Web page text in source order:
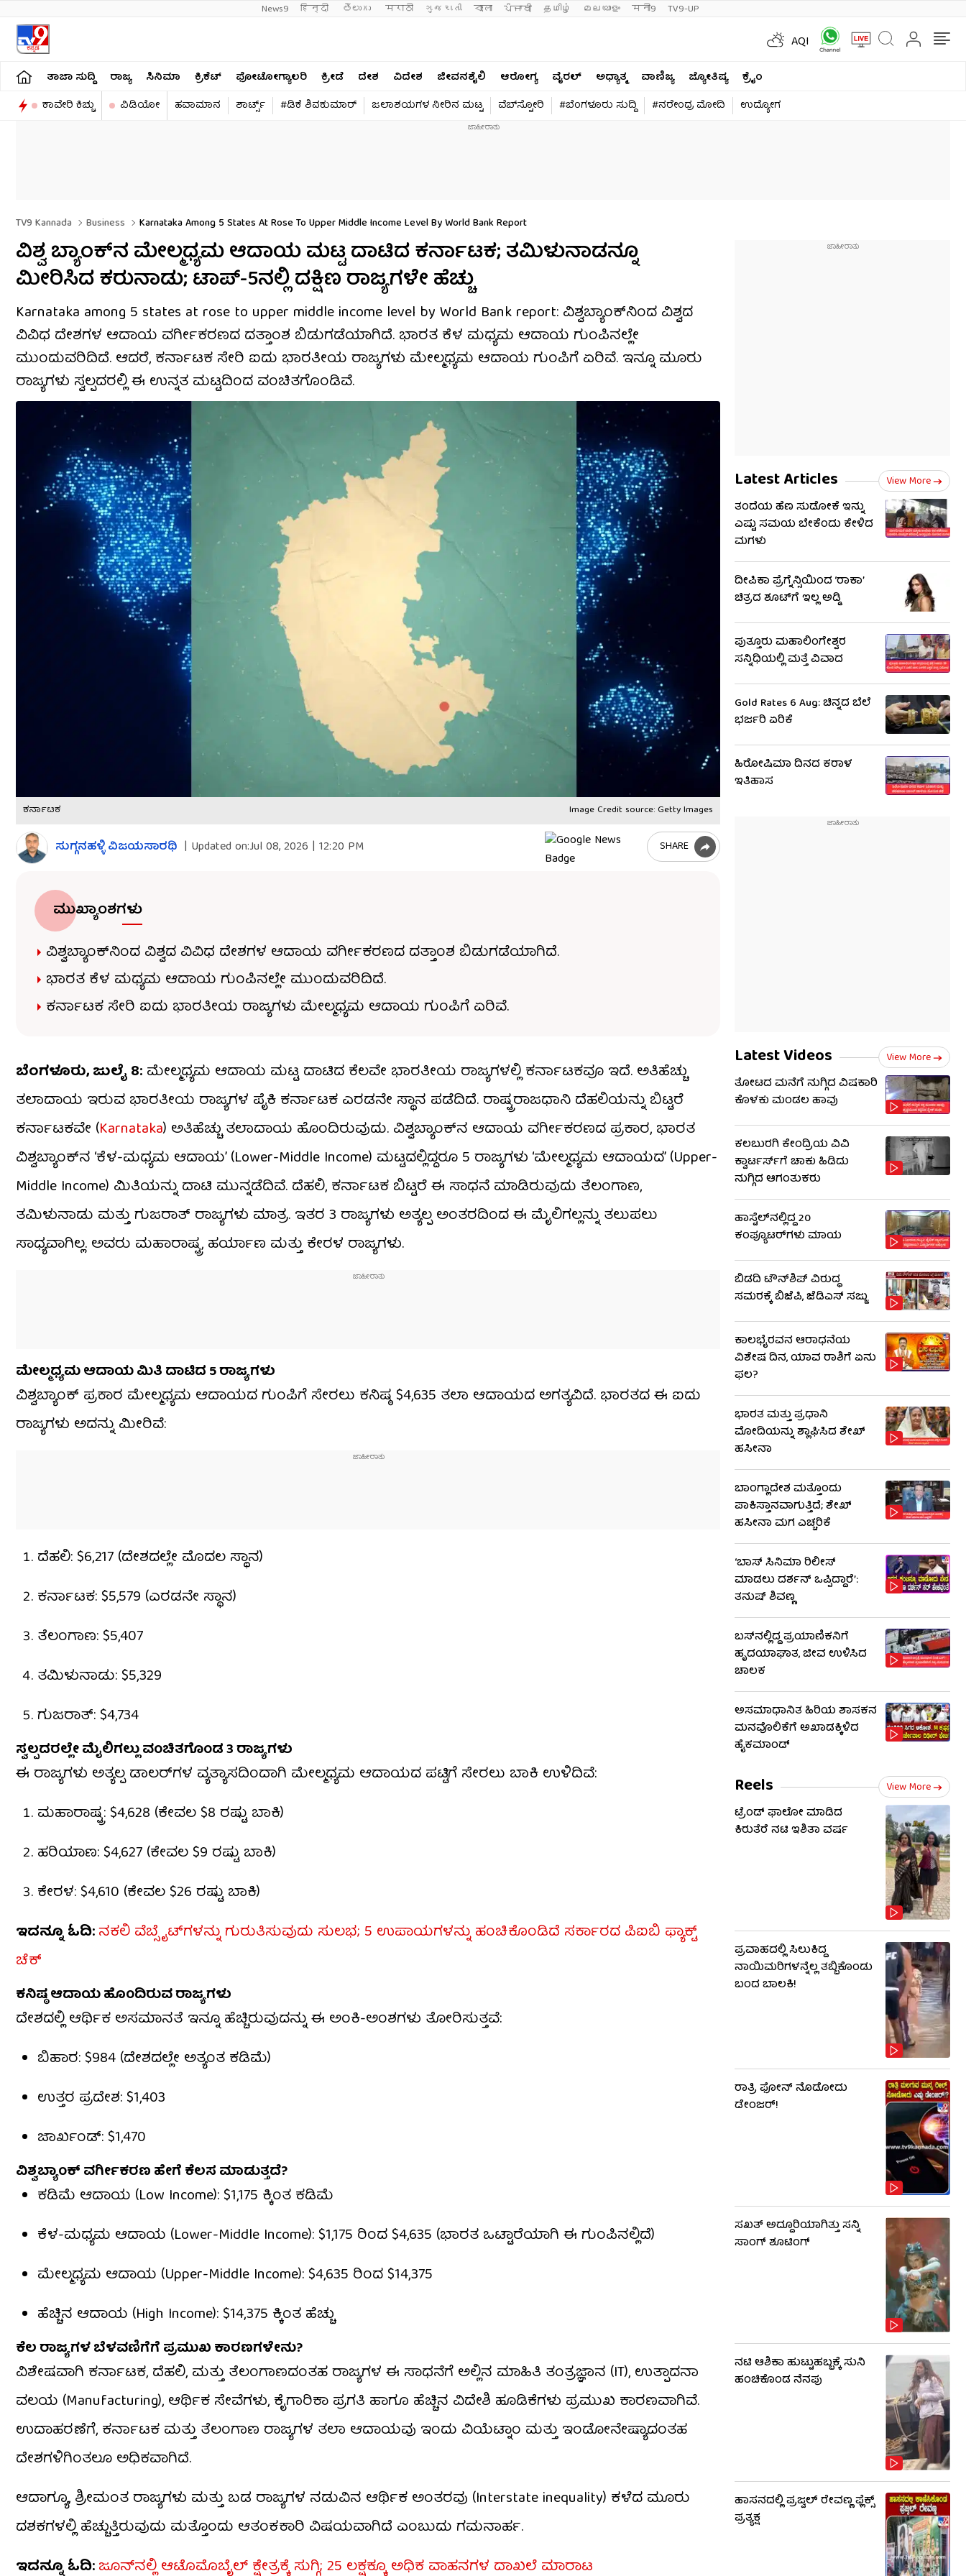
News9 हिन्दी తెలుగు मराठी ગુજરાતી বাংলা ਪੰਜਾਬੀ தமிழ் മലയാളം मनी9 TV9-UP
AQI
ತಾಜಾ ಸುದ್ದಿ ರಾಜ್ಯ ಸಿನಿಮಾ ಕ್ರಿಕೆಟ್​ ಫೋಟೋಗ್ಯಾಲರಿ ಕ್ರೀಡೆ ದೇಶ ವಿದೇಶ ಜೀವನಶೈಲಿ ಆರೋಗ್ಯ ವೈರಲ್​ ಅಧ್ಯಾತ್ಮ ವಾಣಿಜ್ಯ ಜ್ಯೋತಿಷ್ಯ
ಕ್ರೈಂ
ಕಾವೇರಿ ಕಿಚ್ಚು
ವಿಡಿಯೋ ಹವಾಮಾನ ಶಾರ್ಟ್ಸ್​ #ಡಿಕೆ ಶಿವಕುಮಾರ್​ ಜಲಾಶಯಗಳ ನೀರಿನ ಮಟ್ಟ ವೆಬ್​ಸ್ಟೋರಿ #ಬೆಂಗಳೂರು ಸುದ್ದಿ #ನರೇಂದ್ರ ಮೋದಿ ಉದ್ಯೋಗ
TV9 Kannada Business Karnataka Among 5 States At Rose To Upper Middle Income Level By World Bank Report
ವಿಶ್ವ ಬ್ಯಾಂಕ್​ನ ಮೇಲ್ಮಧ್ಯಮ ಆದಾಯ ಮಟ್ಟ ದಾಟಿದ ಕರ್ನಾಟಕ; ತಮಿಳುನಾಡನ್ನೂ
ಮೀರಿಸಿದ ಕರುನಾಡು; ಟಾಪ್-5ನಲ್ಲಿ ದಕ್ಷಿಣ ರಾಜ್ಯಗಳೇ ಹೆಚ್ಚು
Karnataka among 5 states at rose to upper middle income level by World Bank report: ವಿಶ್ವಬ್ಯಾಂಕ್​ನಿಂದ ವಿಶ್ವದ
ವಿವಿಧ ದೇಶಗಳ ಆದಾಯ ವರ್ಗೀಕರಣದ ದತ್ತಾಂಶ ಬಿಡುಗಡೆಯಾಗಿದೆ. ಭಾರತ ಕೆಳ ಮಧ್ಯಮ ಆದಾಯ ಗುಂಪಿನಲ್ಲೇ
ಮುಂದುವರಿದಿದೆ. ಆದರೆ, ಕರ್ನಾಟಕ ಸೇರಿ ಐದು ಭಾರತೀಯ ರಾಜ್ಯಗಳು ಮೇಲ್ಮಧ್ಯಮ ಆದಾಯ ಗುಂಪಿಗೆ ಏರಿವೆ. ಇನ್ನೂ ಮೂರು
ರಾಜ್ಯಗಳು ಸ್ವಲ್ಪದರಲ್ಲಿ ಈ ಉನ್ನತ ಮಟ್ಟದಿಂದ ವಂಚಿತಗೊಂಡಿವೆ.
ಕರ್ನಾಟಕ Image Credit source: Getty Images
ಸುಗ್ಗನಹಳ್ಳಿ ವಿಜಯಸಾರಥಿ | Updated on:Jul 08, 2026 | 12:20 PM SHARE
ಮುಖ್ಯಾಂಶಗಳು
ವಿಶ್ವಬ್ಯಾಂಕ್​ನಿಂದ ವಿಶ್ವದ ವಿವಿಧ ದೇಶಗಳ ಆದಾಯ ವರ್ಗೀಕರಣದ ದತ್ತಾಂಶ ಬಿಡುಗಡೆಯಾಗಿದೆ.
ಭಾರತ ಕೆಳ ಮಧ್ಯಮ ಆದಾಯ ಗುಂಪಿನಲ್ಲೇ ಮುಂದುವರಿದಿದೆ.
ಕರ್ನಾಟಕ ಸೇರಿ ಐದು ಭಾರತೀಯ ರಾಜ್ಯಗಳು ಮೇಲ್ಮಧ್ಯಮ ಆದಾಯ ಗುಂಪಿಗೆ ಏರಿವೆ.
ಬೆಂಗಳೂರು, ಜುಲೈ 8: ಮೇಲ್ಮಧ್ಯಮ ಆದಾಯ ಮಟ್ಟ ದಾಟಿದ ಕೆಲವೇ ಭಾರತೀಯ ರಾಜ್ಯಗಳಲ್ಲಿ ಕರ್ನಾಟಕವೂ ಇದೆ. ಅತಿಹೆಚ್ಚು
ತಲಾದಾಯ ಇರುವ ಭಾರತೀಯ ರಾಜ್ಯಗಳ ಪೈಕಿ ಕರ್ನಾಟಕ ಎರಡನೇ ಸ್ಥಾನ ಪಡೆದಿದೆ. ರಾಷ್ಟ್ರರಾಜಧಾನಿ ದೆಹಲಿಯನ್ನು ಬಿಟ್ಟರೆ
ಕರ್ನಾಟಕವೇ (Karnataka) ಅತಿಹೆಚ್ಚು ತಲಾದಾಯ ಹೊಂದಿರುವುದು. ವಿಶ್ವಬ್ಯಾಂಕ್‌ನ ಆದಾಯ ವರ್ಗೀಕರಣದ ಪ್ರಕಾರ, ಭಾರತ
ವಿಶ್ವಬ್ಯಾಂಕ್‌ನ ‘ಕೆಳ-ಮಧ್ಯಮ ಆದಾಯ’ (Lower-Middle Income) ಮಟ್ಟದಲ್ಲಿದ್ದರೂ 5 ರಾಜ್ಯಗಳು ‘ಮೇಲ್ಮಧ್ಯಮ ಆದಾಯದ’ (Upper-
Middle Income) ಮಿತಿಯನ್ನು ದಾಟಿ ಮುನ್ನಡೆದಿವೆ. ದೆಹಲಿ, ಕರ್ನಾಟಕ ಬಿಟ್ಟರೆ ಈ ಸಾಧನೆ ಮಾಡಿರುವುದು ತೆಲಂಗಾಣ,
ತಮಿಳುನಾಡು ಮತ್ತು ಗುಜರಾತ್ ರಾಜ್ಯಗಳು ಮಾತ್ರ. ಇತರ 3 ರಾಜ್ಯಗಳು ಅತ್ಯಲ್ಪ ಅಂತರದಿಂದ ಈ ಮೈಲಿಗಲ್ಲನ್ನು ತಲುಪಲು
ಸಾಧ್ಯವಾಗಿಲ್ಲ. ಅವರು ಮಹಾರಾಷ್ಟ್ರ, ಹರ್ಯಾಣ ಮತ್ತು ಕೇರಳ ರಾಜ್ಯಗಳು.
ಮೇಲ್ಮಧ್ಯಮ ಆದಾಯ ಮಿತಿ ದಾಟಿದ 5 ರಾಜ್ಯಗಳು
ವಿಶ್ವಬ್ಯಾಂಕ್ ಪ್ರಕಾರ ಮೇಲ್ಮಧ್ಯಮ ಆದಾಯದ ಗುಂಪಿಗೆ ಸೇರಲು ಕನಿಷ್ಠ $4,635 ತಲಾ ಆದಾಯದ ಅಗತ್ಯವಿದೆ. ಭಾರತದ ಈ ಐದು
ರಾಜ್ಯಗಳು ಅದನ್ನು ಮೀರಿವೆ:
ದೆಹಲಿ: $6,217 (ದೇಶದಲ್ಲೇ ಮೊದಲ ಸ್ಥಾನ)
ಕರ್ನಾಟಕ: $5,579 (ಎರಡನೇ ಸ್ಥಾನ)
ತೆಲಂಗಾಣ: $5,407
ತಮಿಳುನಾಡು: $5,329
ಗುಜರಾತ್: $4,734
ಸ್ವಲ್ಪದರಲ್ಲೇ ಮೈಲಿಗಲ್ಲು ವಂಚಿತಗೊಂಡ 3 ರಾಜ್ಯಗಳು
ಈ ರಾಜ್ಯಗಳು ಅತ್ಯಲ್ಪ ಡಾಲರ್‌ಗಳ ವ್ಯತ್ಯಾಸದಿಂದಾಗಿ ಮೇಲ್ಮಧ್ಯಮ ಆದಾಯದ ಪಟ್ಟಿಗೆ ಸೇರಲು ಬಾಕಿ ಉಳಿದಿವೆ:
ಮಹಾರಾಷ್ಟ್ರ: $4,628 (ಕೇವಲ $8 ರಷ್ಟು ಬಾಕಿ)
ಹರಿಯಾಣ: $4,627 (ಕೇವಲ $9 ರಷ್ಟು ಬಾಕಿ)
ಕೇರಳ: $4,610 (ಕೇವಲ $26 ರಷ್ಟು ಬಾಕಿ)
ಇದನ್ನೂ ಓದಿ:ನಕಲಿ ವೆಬ್ಸೈಟ್​ಗಳನ್ನು ಗುರುತಿಸುವುದು ಸುಲಭ; 5 ಉಪಾಯಗಳನ್ನು ಹಂಚಿಕೊಂಡಿದೆ ಸರ್ಕಾರದ ಪಿಐಬಿ ಫ್ಯಾಕ್ಟ್​
ಚೆಕ್
ಕನಿಷ್ಠ ಆದಾಯ ಹೊಂದಿರುವ ರಾಜ್ಯಗಳು
ದೇಶದಲ್ಲಿ ಆರ್ಥಿಕ ಅಸಮಾನತೆ ಇನ್ನೂ ಹೆಚ್ಚಿರುವುದನ್ನು ಈ ಅಂಕಿ-ಅಂಶಗಳು ತೋರಿಸುತ್ತವೆ:
ಬಿಹಾರ: $984 (ದೇಶದಲ್ಲೇ ಅತ್ಯಂತ ಕಡಿಮೆ)
ಉತ್ತರ ಪ್ರದೇಶ: $1,403
ಜಾರ್ಖಂಡ್: $1,470
ವಿಶ್ವಬ್ಯಾಂಕ್ ವರ್ಗೀಕರಣ ಹೇಗೆ ಕೆಲಸ ಮಾಡುತ್ತದೆ?
ಕಡಿಮೆ ಆದಾಯ (Low Income): $1,175 ಕ್ಕಿಂತ ಕಡಿಮೆ
ಕೆಳ-ಮಧ್ಯಮ ಆದಾಯ (Lower-Middle Income): $1,175 ರಿಂದ $4,635 (ಭಾರತ ಒಟ್ಟಾರೆಯಾಗಿ ಈ ಗುಂಪಿನಲ್ಲಿದೆ)
ಮೇಲ್ಮಧ್ಯಮ ಆದಾಯ (Upper-Middle Income): $4,635 ರಿಂದ $14,375
ಹೆಚ್ಚಿನ ಆದಾಯ (High Income): $14,375 ಕ್ಕಿಂತ ಹೆಚ್ಚು
ಕೆಲ ರಾಜ್ಯಗಳ ಬೆಳವಣಿಗೆಗೆ ಪ್ರಮುಖ ಕಾರಣಗಳೇನು?
ವಿಶೇಷವಾಗಿ ಕರ್ನಾಟಕ, ದೆಹಲಿ, ಮತ್ತು ತೆಲಂಗಾಣದಂತಹ ರಾಜ್ಯಗಳ ಈ ಸಾಧನೆಗೆ ಅಲ್ಲಿನ ಮಾಹಿತಿ ತಂತ್ರಜ್ಞಾನ (IT), ಉತ್ಪಾದನಾ
ವಲಯ (Manufacturing), ಆರ್ಥಿಕ ಸೇವೆಗಳು, ಕೈಗಾರಿಕಾ ಪ್ರಗತಿ ಹಾಗೂ ಹೆಚ್ಚಿನ ವಿದೇಶಿ ಹೂಡಿಕೆಗಳು ಪ್ರಮುಖ ಕಾರಣವಾಗಿವೆ.
ಉದಾಹರಣೆಗೆ, ಕರ್ನಾಟಕ ಮತ್ತು ತೆಲಂಗಾಣ ರಾಜ್ಯಗಳ ತಲಾ ಆದಾಯವು ಇಂದು ವಿಯೆಟ್ನಾಂ ಮತ್ತು ಇಂಡೋನೇಷ್ಯಾದಂತಹ
ದೇಶಗಳಿಗಿಂತಲೂ ಅಧಿಕವಾಗಿದೆ.
ಆದಾಗ್ಯೂ, ಶ್ರೀಮಂತ ರಾಜ್ಯಗಳು ಮತ್ತು ಬಡ ರಾಜ್ಯಗಳ ನಡುವಿನ ಆರ್ಥಿಕ ಅಂತರವು (Interstate inequality) ಕಳೆದ ಮೂರು
ದಶಕಗಳಲ್ಲಿ ಹೆಚ್ಚುತ್ತಿರುವುದು ಮತ್ತೊಂದು ಆತಂಕಕಾರಿ ವಿಷಯವಾಗಿದೆ ಎಂಬುದು ಗಮನಾರ್ಹ.
ಇದನ್ನೂ ಓದಿ:ಜೂನ್​ನಲ್ಲಿ ಆಟೊಮೊಬೈಲ್ ಕ್ಷೇತ್ರಕ್ಕೆ ಸುಗ್ಗಿ; 25 ಲಕ್ಷಕ್ಕೂ ಅಧಿಕ ವಾಹನಗಳ ದಾಖಲೆ ಮಾರಾಟ
Latest Articles View More
ತಂದೆಯ ಹೆಣ ಸುಡೋಕೆ ಇನ್ನು
ಎಷ್ಟು ಸಮಯ ಬೇಕೆಂದು ಕೇಳಿದ
ಮಗಳು
ದೀಪಿಕಾ ಪ್ರೆಗ್ನೆನ್ಸಿಯಿಂದ ‘ರಾಕಾ’
ಚಿತ್ರದ ಶೂಟ್​​ಗೆ ಇಲ್ಲ ಅಡ್ಡಿ
ಪುತ್ತೂರು ಮಹಾಲಿಂಗೇಶ್ವರ
ಸನ್ನಿಧಿಯಲ್ಲಿ ಮತ್ತೆ ವಿವಾದ
Gold Rates 6 Aug: ಚಿನ್ನದ ಬೆಲೆ
ಭರ್ಜರಿ ಏರಿಕೆ
ಹಿರೋಷಿಮಾ ದಿನದ ಕರಾಳ
ಇತಿಹಾಸ
Latest Videos View More
ತೋಟದ ಮನೆಗೆ ನುಗ್ಗಿದ ವಿಷಕಾರಿ
ಕೊಳಕು ಮಂಡಲ ಹಾವು
ಕಲಬುರಗಿ ಕೇಂದ್ರಿಯ ವಿವಿ
ಕ್ವಾರ್ಟರ್ಸ್‌ಗೆ ಚಾಕು ಹಿಡಿದು
ನುಗ್ಗಿದ ಆಗಂತುಕರು
ಹಾಸ್ಟೆಲ್‌ನಲ್ಲಿದ್ದ 20
ಕಂಪ್ಯೂಟರ್‌ಗಳು ಮಾಯ
ಬಿಡದಿ ಟೌನ್‌ಶಿಪ್ ವಿರುದ್ಧ
ಸಮರಕ್ಕೆ ಬಿಜೆಪಿ, ಜೆಡಿಎಸ್ ಸಜ್ಜು
ಕಾಲಭೈರವನ ಆರಾಧನೆಯ
ವಿಶೇಷ ದಿನ, ಯಾವ ರಾಶಿಗೆ ಏನು
ಫಲ?
ಭಾರತ ಮತ್ತು ಪ್ರಧಾನಿ
ಮೋದಿಯನ್ನು ಶ್ಲಾಘಿಸಿದ ಶೇಖ್
ಹಸೀನಾ
ಬಾಂಗ್ಲಾದೇಶ ಮತ್ತೊಂದು
ಪಾಕಿಸ್ತಾನವಾಗುತ್ತಿದೆ; ಶೇಖ್
ಹಸೀನಾ ಮಗ ಎಚ್ಚರಿಕೆ
‘ಬಾಸ್ ಸಿನಿಮಾ ರಿಲೀಸ್
ಮಾಡಲು ದರ್ಶನ್ ಒಪ್ಪಿದ್ದಾರೆ’:
ತನುಷ್ ಶಿವಣ್ಣ
ಬಸ್‌ನಲ್ಲಿದ್ದ ಪ್ರಯಾಣಿಕನಿಗೆ
ಹೃದಯಾಘಾತ, ಜೀವ ಉಳಿಸಿದ
ಚಾಲಕ
ಅಸಮಾಧಾನಿತ ಹಿರಿಯ ಶಾಸಕನ
ಮನವೊಲಿಕೆಗೆ ಅಖಾಡಕ್ಕಿಳಿದ
ಹೈಕಮಾಂಡ್
Reels View More
ಟ್ರೆಂಡ್​​ ಫಾಲೋ ಮಾಡಿದ
ಕಿರುತೆರೆ ನಟಿ ಇಶಿತಾ ವರ್ಷ
ಪ್ರವಾಹದಲ್ಲಿ ಸಿಲುಕಿದ್ದ
ನಾಯಿಮರಿಗಳನ್ನೆಲ್ಲ ತಬ್ಬಿಕೊಂಡು
ಬಂದ ಬಾಲಕಿ!
ರಾತ್ರಿ ಫೋನ್​​ ನೊಡೋದು
ಡೇಂಜರ್!
ಸಖತ್ ಅದ್ದೂರಿಯಾಗಿತ್ತು ಸನ್ನಿ
ಸಾಂಗ್ ಶೂಟಿಂಗ್
ನಟಿ ಆಶಿಕಾ ಹುಟ್ಟುಹಬ್ಬಕ್ಕೆ ಸುನಿ
ಹಂಚಿಕೊಂಡ ನೆನಪು
ಹಾಸನದಲ್ಲಿ ಪ್ರಜ್ವಲ್ ರೇವಣ್ಣ ಫ್ಲೆಕ್ಸ್
ಪ್ರತ್ಯಕ್ಷ